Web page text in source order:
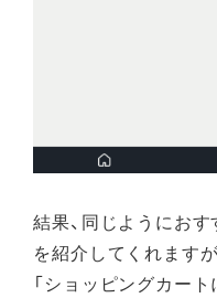
結果、同じようにお
を紹介してくれますが
「ショッピングカー